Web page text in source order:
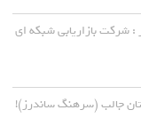
: شرکت بازاریابی شبکه ای
جالب (سرهنگ ساندرز)!